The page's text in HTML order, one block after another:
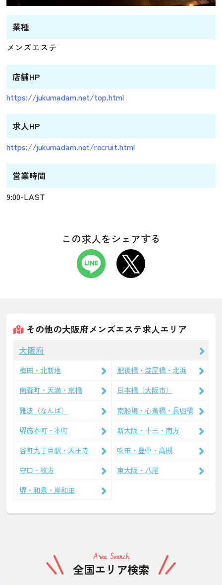
業種
メンズエステ
店舗HP
https://jukumadam.net/top.html
求人HP
https://jukumadam.net/recruit.html
営業時間
9:00-LAST
この求人をシェアする
その他の大阪府メンズエステ求人エリア
大阪府
梅田・北新地
肥後橋・淀屋橋・北浜
南森町・天満・京橋
日本橋（大阪市）
難波（なんば）
南船場・心斎橋・長堀橋
堺筋本町・本町
新大阪・十三・南方
谷町九丁目駅・天王寺
吹田・豊中・高槻
守口・枚方
東大阪・八尾
堺・和泉・岸和田
Area Search
全国エリア検索